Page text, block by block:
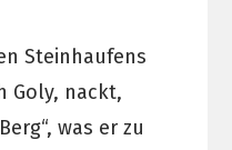
Steinhaufens
Goly, nackt,
was er zu